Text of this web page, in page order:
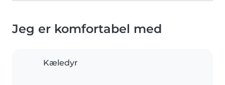
Jeg er komfortabel med
Kæledyr